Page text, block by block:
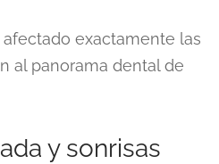
exactamente las
al panorama dental de
y sonrisas